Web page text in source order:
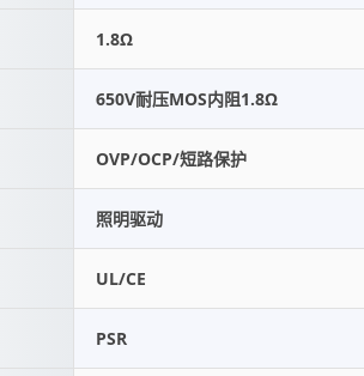
1.8Ω
650V耐压MOS内阻1.8Ω
OVP/OCP/短路保护
照明驱动
UL/CE
PSR